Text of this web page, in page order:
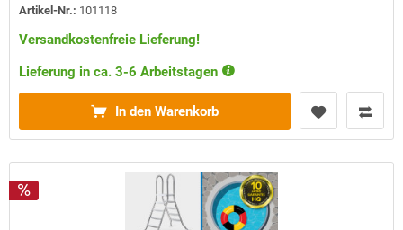
Artikel-Nr.: 101118
Versandkostenfreie Lieferung!
Lieferung in ca. 3-6 Arbeitstagen
In den Warenkorb